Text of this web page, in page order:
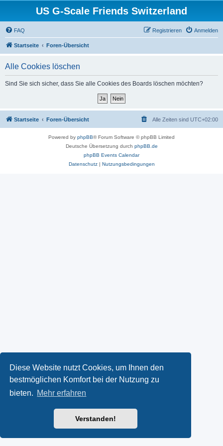
Diese Website nutzt Cookies, um Ihnen den
bestmöglichen Komfort bei der Nutzung zu
bieten. Mehr erfahren
Verstanden!
US G-Scale Friends Switzerland
FAQ Anmelden
Registrieren
Startseite Foren-Übersicht
Alle Cookies löschen
Sind Sie sich sicher, dass Sie alle Cookies des Boards löschen möchten?
Startseite Foren-Übersicht Alle Zeiten sind UTC+02:00
Powered by phpBB® Forum Software © phpBB Limited
Deutsche Übersetzung durch phpBB.de
phpBB Events Calendar
Datenschutz| Nutzungsbedingungen